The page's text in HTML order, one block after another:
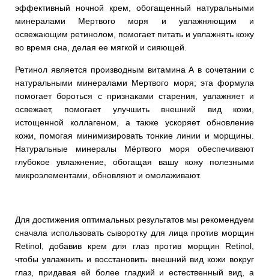
эффективный ночной крем, обогащенный натуральными
минералами Мертвого моря и увлажняющим и
освежающим ретинолом, помогает питать и увлажнять кожу
во время сна, делая ее мягкой и сияющей.
Ретинол является производным витамина А в сочетании с
натуральными минералами Мертвого моря; эта формула
помогает бороться с признаками старения, увлажняет и
освежает, помогает улучшить внешний вид кожи,
истощенной коллагеном, а также ускоряет обновление
кожи, помогая минимизировать тонкие линии и морщины.
Натуральные минералы Мёртвого моря обеспечивают
глубокое увлажнение, обогащая вашу кожу полезными
микроэлементами, обновляют и омолаживают.
Для достижения оптимальных результатов мы рекомендуем
сначала использовать сыворотку для лица против морщин
Retinol, добавив крем для глаз против морщин Retinol,
чтобы увлажнить и восстановить внешний вид кожи вокруг
глаз, придавая ей более гладкий и естественный вид, а